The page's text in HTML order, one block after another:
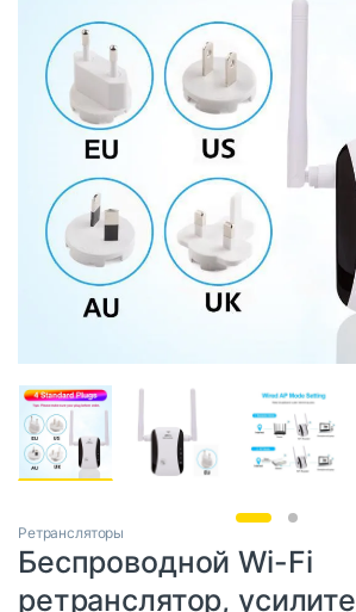
Ретрансляторы
Беспроводной Wi-Fi
ретранслятор,